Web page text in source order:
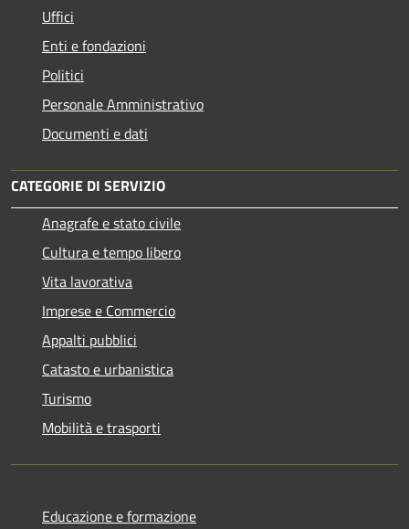
Uffici
Enti e fondazioni
Politici
Personale Amministrativo
Documenti e dati
CATEGORIE DI SERVIZIO
Anagrafe e stato civile
Cultura e tempo libero
Vita lavorativa
Imprese e Commercio
Appalti pubblici
Catasto e urbanistica
Turismo
Mobilità e trasporti
Educazione e formazione